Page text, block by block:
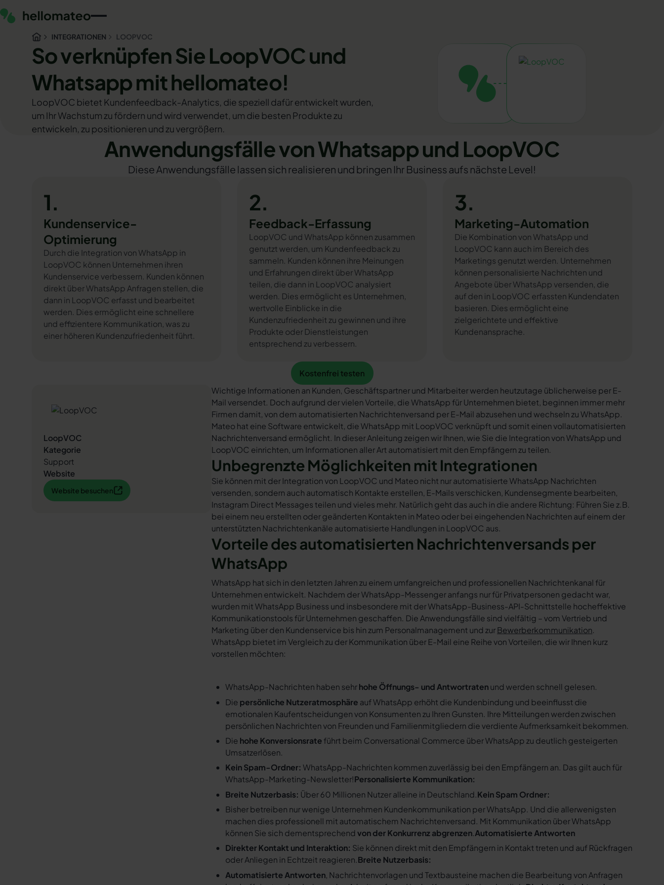
INTEGRATIONEN LOOPVOC
So verknüpfen Sie LoopVOC und
Whatsapp mit hellomateo!
LoopVOC bietet Kundenfeedback-Analytics, die speziell dafür entwickelt wurden,
um Ihr Wachstum zu fördern und wird verwendet, um die besten Produkte zu
entwickeln, zu positionieren und zu vergrößern.
Anwendungsfälle von Whatsapp und LoopVOC
Diese Anwendungsfälle lassen sich realisieren und bringen Ihr Business aufs nächste Level!
1.
Kundenservice-
Optimierung
Durch die Integration von WhatsApp in
LoopVOC können Unternehmen ihren
Kundenservice verbessern. Kunden können
direkt über WhatsApp Anfragen stellen, die
dann in LoopVOC erfasst und bearbeitet
werden. Dies ermöglicht eine schnellere
und effizientere Kommunikation, was zu
einer höheren Kundenzufriedenheit führt.
2.
Feedback-Erfassung
LoopVOC und WhatsApp können zusammen
genutzt werden, um Kundenfeedback zu
sammeln. Kunden können ihre Meinungen
und Erfahrungen direkt über WhatsApp
teilen, die dann in LoopVOC analysiert
werden. Dies ermöglicht es Unternehmen,
wertvolle Einblicke in die
Kundenzufriedenheit zu gewinnen und ihre
Produkte oder Dienstleistungen
entsprechend zu verbessern.
3.
Marketing-Automation
Die Kombination von WhatsApp und
LoopVOC kann auch im Bereich des
Marketings genutzt werden. Unternehmen
können personalisierte Nachrichten und
Angebote über WhatsApp versenden, die
auf den in LoopVOC erfassten Kundendaten
basieren. Dies ermöglicht eine
zielgerichtete und effektive
Kundenansprache.
Kostenfrei testen
Kostenfrei testen
LoopVOC
Kategorie
Support
Website
Website besuchen
Website besuchen
Wichtige Informationen an Kunden, Geschäftspartner und Mitarbeiter werden heutzutage üblicherweise per E-
Mail versendet. Doch aufgrund der vielen Vorteile, die WhatsApp für Unternehmen bietet, beginnen immer mehr
Firmen damit, von dem automatisierten Nachrichtenversand per E-Mail abzusehen und wechseln zu WhatsApp.
Mateo hat eine Software entwickelt, die WhatsApp mit LoopVOC verknüpft und somit einen vollautomatisierten
Nachrichtenversand ermöglicht. In dieser Anleitung zeigen wir Ihnen, wie Sie die Integration von WhatsApp und
LoopVOC einrichten, um Informationen aller Art automatisiert mit den Empfängern zu teilen.
Unbegrenzte Möglichkeiten mit Integrationen
Sie können mit der Integration von LoopVOC und Mateo nicht nur automatisierte WhatsApp Nachrichten
versenden, sondern auch automatisch Kontakte erstellen, E-Mails verschicken, Kundensegmente bearbeiten,
Instagram Direct Messages teilen und vieles mehr. Natürlich geht das auch in die andere Richtung: Führen Sie z.B.
bei einem neu erstellten oder geänderten Kontakten in Mateo oder bei eingehenden Nachrichten auf einem der
unterstützten Nachrichtenkanäle automatisierte Handlungen in LoopVOC aus.
Vorteile des automatisierten Nachrichtenversands per
WhatsApp
WhatsApp hat sich in den letzten Jahren zu einem umfangreichen und professionellen Nachrichtenkanal für
Unternehmen entwickelt. Nachdem der WhatsApp-Messenger anfangs nur für Privatpersonen gedacht war,
wurden mit WhatsApp Business und insbesondere mit der WhatsApp-Business-API-Schnittstelle hocheffektive
Kommunikationstools für Unternehmen geschaffen. Die Anwendungsfälle sind vielfältig – vom Vertrieb und
Marketing über den Kundenservice bis hin zum Personalmanagement und zurBewerberkommunikation.
WhatsApp bietet im Vergleich zu der Kommunikation über E-Mail eine Reihe von Vorteilen, die wir Ihnen kurz
vorstellen möchten:
WhatsApp-Nachrichten haben sehrhohe Öffnungs- und Antwortratenund werden schnell gelesen.
Die persönliche Nutzeratmosphäre auf WhatsApp erhöht die Kundenbindung und beeinflusst die
emotionalen Kaufentscheidungen von Konsumenten zu Ihren Gunsten. Ihre Mitteilungen werden zwischen
persönlichen Nachrichten von Freunden und Familienmitgliedern die verdiente Aufmerksamkeit bekommen.
Die hohe Konversionsrate führt beim Conversational Commerce über WhatsApp zu deutlich gesteigerten
Umsatzerlösen.
Kein Spam-Ordner: WhatsApp-Nachrichten kommen zuverlässig bei den Empfängern an. Das gilt auch für
WhatsApp-Marketing-Newsletter!Personalisierte Kommunikation:
Breite Nutzerbasis: Über 60 Millionen Nutzer alleine in Deutschland.Kein Spam Ordner:
Bisher betreiben nur wenige Unternehmen Kundenkommunikation per WhatsApp. Und die allerwenigsten
machen dies professionell mit automatischem Nachrichtenversand. Mit Kommunikation über WhatsApp
können Sie sich dementsprechendvon der Konkurrenz abgrenzen.Automatisierte Antworten
Direkter Kontakt und Interaktion: Sie können direkt mit den Empfängern in Kontakt treten und auf Rückfragen
oder Anliegen in Echtzeit reagieren.Breite Nutzerbasis:
Automatisierte Antworten, Nachrichtenvorlagen und Textbausteine machen die Bearbeitung von Anfragen